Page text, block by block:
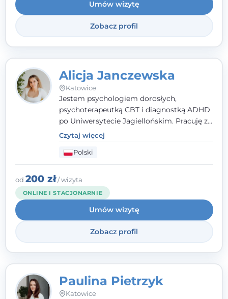
Umów wizytę
Zobacz profil
Alicja Janczewska
Katowice
Jestem psychologiem dorosłych,
psychoterapeutką CBT i diagnostką ADHD
po Uniwersytecie Jagiellońskim. Pracuję z
dorosłymi, młodzieżą i dziećmi, opierając
pomoc na zrozumieniu indywidualnych
potrzeb i więzi zbudowanej na zaufaniu.
Terapia to dla mnie bezpieczne miejsce, w
którym poczujesz się wysłuchany i
zrozumiany.
Czytaj więcej
Polski
od 200 zł/ wizyta
ONLINE I STACJONARNIE
Umów wizytę
Zobacz profil
Paulina Pietrzyk
Katowice